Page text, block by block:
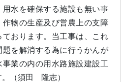
用水を確保する施設も無い事
作物の生産及び営農上の支障
ております。当工事は、これ
題を解消する為に行うかんが
事業の内の用水路施設建設工
。（須田 隆志）